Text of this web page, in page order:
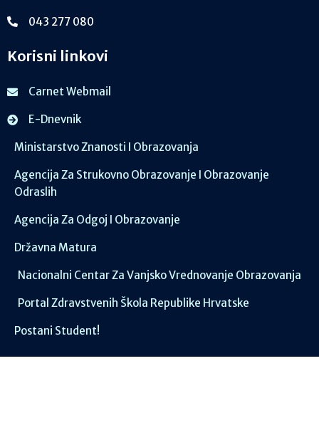
043 277 080
Korisni linkovi
Carnet Webmail
E-Dnevnik
Ministarstvo Znanosti I Obrazovanja
Agencija Za Strukovno Obrazovanje I Obrazovanje
Odraslih
Agencija Za Odgoj I Obrazovanje
Državna Matura
Nacionalni Centar Za Vanjsko Vrednovanje Obrazovanja
Portal Zdravstvenih Škola Republike Hrvatske
Postani Student!